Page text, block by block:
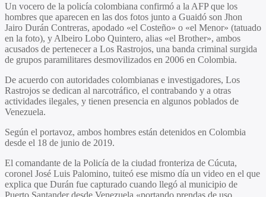
Un vocero de la policía colombiana confirmó a la AFP que los
hombres que aparecen en las dos fotos junto a Guaidó son Jhon
Jairo Durán Contreras, apodado «el Costeño» o «el Menor» (tatuado
en la foto), y Albeiro Lobo Quintero, alias «el Brother», ambos
acusados de pertenecer a Los Rastrojos, una banda criminal surgida
de grupos paramilitares desmovilizados en 2006 en Colombia.
De acuerdo con autoridades colombianas e investigadores, Los
Rastrojos se dedican al narcotráfico, el contrabando y a otras
actividades ilegales, y tienen presencia en algunos poblados de
Venezuela.
Según el portavoz, ambos hombres están detenidos en Colombia
desde el 18 de junio de 2019.
El comandante de la Policía de la ciudad fronteriza de Cúcuta,
coronel José Luis Palomino, tuiteó ese mismo día un video en el que
explica que Durán fue capturado cuando llegó al municipio de
Puerto Santander desde Venezuela «portando prendas de uso